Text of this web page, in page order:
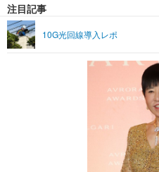
ライフTOP
リリース一覧
プッシュ通知の停止方法
注目記事
10G光回線導入レポ